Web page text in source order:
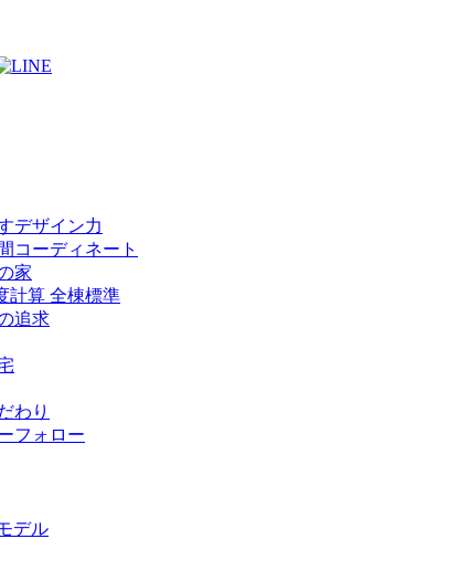
デザイン力
コーディネート
家
計算 全棟標準
追求
わり
フォロー
デル